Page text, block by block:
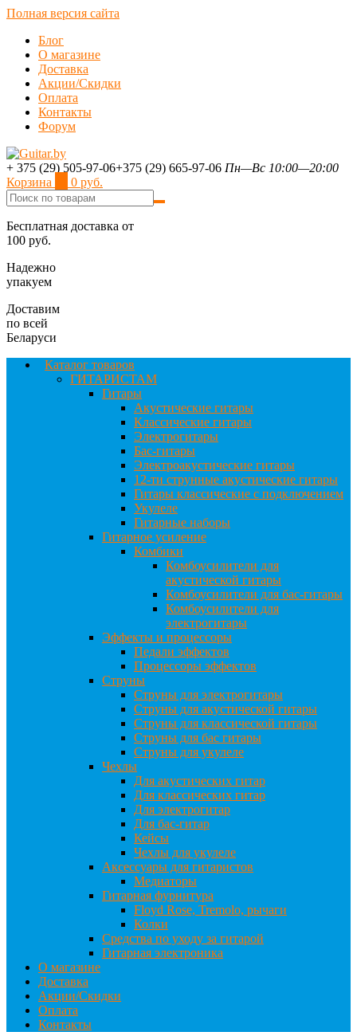
Полная версия сайта
Блог
О магазине
Доставка
Акции/Скидки
Оплата
Контакты
Форум
+ 375 (29) 505-97-06+375 (29) 665-97-06 Пн—Вс 10:00—20:00
Корзина
0 руб.
Бесплатная доставка от
100 руб.
Надежно
упакуем
Доставим
по всей
Беларуси
Каталог товаров
ГИТАРИСТАМ
Гитары
Акустические гитары
Классические гитары
Электрогитары
Бас-гитары
Электроакустические гитары
12-ти струнные акустические гитары
Гитары классические с подключением
Укулеле
Гитарные наборы
Гитарное усиление
Комбики
Комбоусилители для
акустической гитары
Комбоусилители для бас-гитары
Комбоусилители для
электрогитары
Эффекты и процессоры
Педали эффектов
Процессоры эффектов
Струны
Струны для электрогитары
Струны для акустической гитары
Струны для классической гитары
Струны для бас гитары
Струны для укулеле
Чехлы
Для акустических гитар
Для классических гитар
Для электрогитар
Для бас-гитар
Кейсы
Чехлы для укулеле
Аксессуары для гитаристов
Медиаторы
Гитарная фурнитура
Floyd Rose, Tremolo, рычаги
Колки
Средства по уходу за гитарой
Гитарная электроника
О магазине
Доставка
Акции/Скидки
Оплата
Контакты